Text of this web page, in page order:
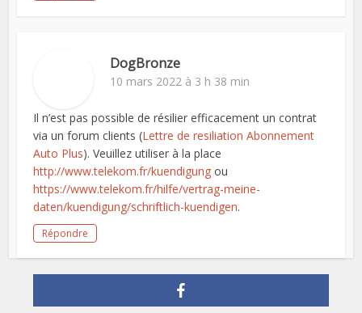
DogBronze
10 mars 2022 à 3 h 38 min
Il n’est pas possible de résilier efficacement un contrat
via un forum clients (Lettre de resiliation Abonnement
Auto Plus). Veuillez utiliser à la place
http://www.telekom.fr/kuendigung ou
https://www.telekom.fr/hilfe/vertrag-meine-
daten/kuendigung/schriftlich-kuendigen.
Répondre